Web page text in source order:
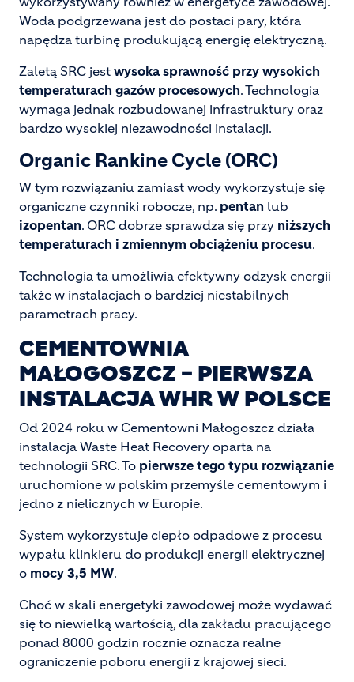
Woda podgrzewana jest do postaci pary, która
napędza turbinę produkującą energię elektryczną.
Zaletą SRC jest wysoka sprawność przy wysokich
temperaturach gazów procesowych. Technologia
wymaga jednak rozbudowanej infrastruktury oraz
bardzo wysokiej niezawodności instalacji.
Organic Rankine Cycle (ORC)
W tym rozwiązaniu zamiast wody wykorzystuje się
organiczne czynniki robocze, np. pentan lub
izopentan. ORC dobrze sprawdza się przy niższych
temperaturach i zmiennym obciążeniu procesu.
Technologia ta umożliwia efektywny odzysk energii
także w instalacjach o bardziej niestabilnych
parametrach pracy.
CEMENTOWNIA
MAŁOGOSZCZ – PIERWSZA
INSTALACJA WHR W POLSCE
Od 2024 roku w Cementowni Małogoszcz działa
instalacja Waste Heat Recovery oparta na
technologii SRC. To pierwsze tego typu rozwiązanie
uruchomione w polskim przemyśle cementowym i
jedno z nielicznych w Europie.
System wykorzystuje ciepło odpadowe z procesu
wypału klinkieru do produkcji energii elektrycznej
o mocy 3,5 MW.
Choć w skali energetyki zawodowej może wydawać
się to niewielką wartością, dla zakładu pracującego
ponad 8000 godzin rocznie oznacza realne
ograniczenie poboru energii z krajowej sieci.